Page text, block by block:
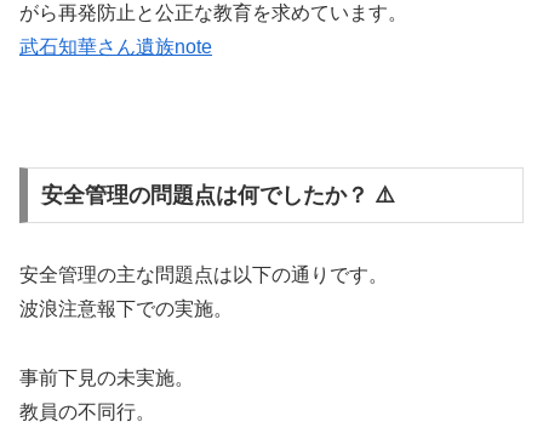
がら再発防止と公正な教育を求めています。
武石知華さん遺族note
安全管理の問題点は何でしたか？ ⚠️
安全管理の主な問題点は以下の通りです。
波浪注意報下での実施。
事前下見の未実施。
教員の不同行。